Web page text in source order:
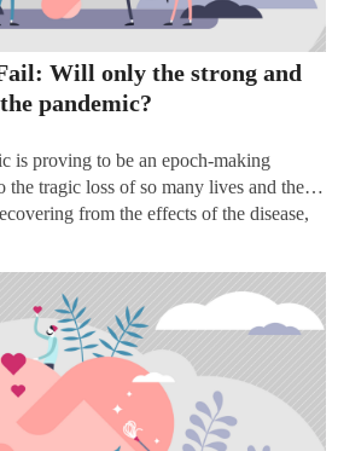
Will only the strong and
pandemic?
is proving to be an epoch-making
the tragic loss of so many lives and the
from the effects of the disease,
the Great Depression and the United
Institute for Development Economics
could push up to half a billion people